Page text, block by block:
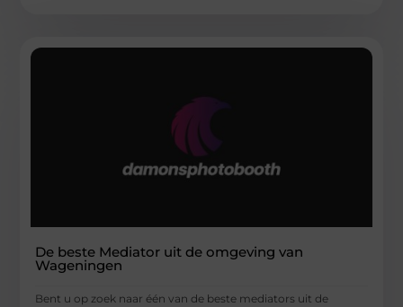
De beste Mediator uit de omgeving van
Wageningen
Bent u op zoek naar één van de beste mediators uit de